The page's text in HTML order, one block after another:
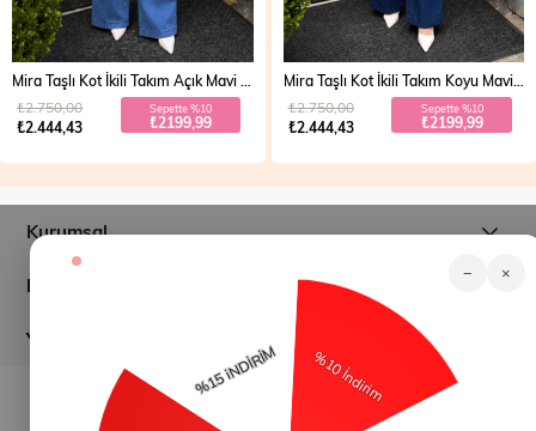
₺2.444,43
₺2.750,00 Sepette %10
₺2199,99
Mira Taşlı Kot İkili Takım Koyu Mavi 19286
₺2.444,43
₺2.750,00 Sepette %10
₺2199,99
Kurumsal
Müşteri İlişkileri
Yardım
− ×